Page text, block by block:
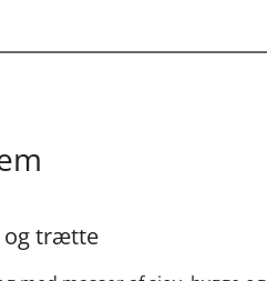
og trætte